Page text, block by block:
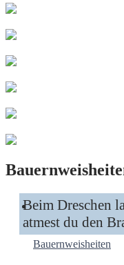
Beim Dreschen
atmest du den
Bauernweisheiten